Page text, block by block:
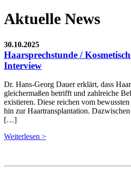
Aktuelle News
30.10.2025
Haarsprechstunde /
Interview
Dr. Hans-Georg Dauer erklärt, dass
gleichermaßen betrifft und zahlreiche
existieren. Diese reichen vom
hin zur Haartransplantation.
[…]
Weiterlesen >